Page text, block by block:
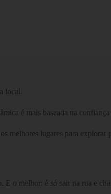
local.
é mais baseada na confiança
melhores lugares para explorar
o melhor: é só sair na rua e